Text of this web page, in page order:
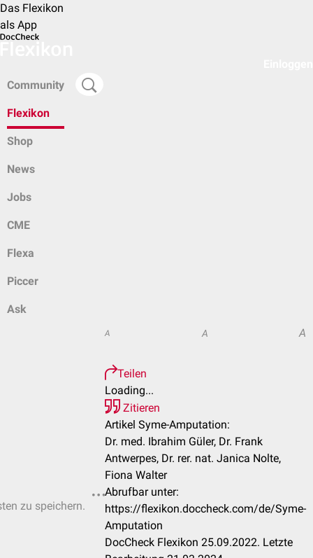
Das Flexikon
als App
Community
Flexikon
Shop
News
Jobs
CME
Flexa
Piccer
Ask
zu speichern.
A A A
Teilen
Loading...
Zitieren
Artikel Syme-Amputation:
Dr. med. Ibrahim Güler, Dr. Frank
Antwerpes, Dr. rer. nat. Janica Nolte,
Fiona Walter
Abrufbar unter:
https://flexikon.doccheck.com/de/Syme-
Amputation
DocCheck Flexikon 25.09.2022. Letzte